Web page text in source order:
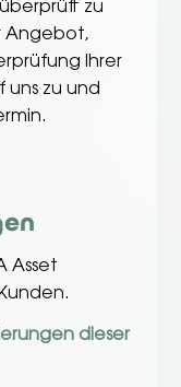
zu
Angebot,
Ihrer
uns zu und
Asset
dieser